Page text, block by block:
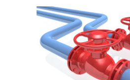
Informații de interes public
Calitatea apei